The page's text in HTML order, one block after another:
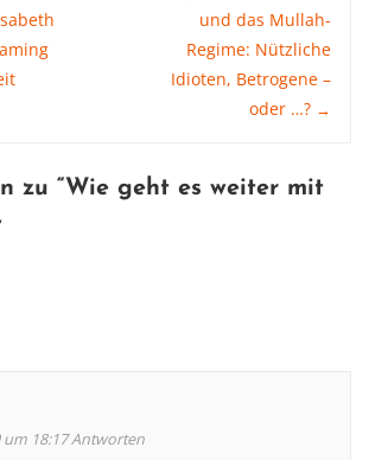
und das Mullah-
Regime: Nützliche
Idioten, Betrogene –
oder …? →
zu “Wie geht es weiter mit
um 18:17Antworten